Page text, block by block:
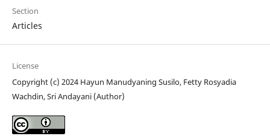
Section
Articles
License
Copyright (c) 2024 Hayun Manudyaning Susilo, Fetty Rosyadia
Wachdin, Sri Andayani (Author)